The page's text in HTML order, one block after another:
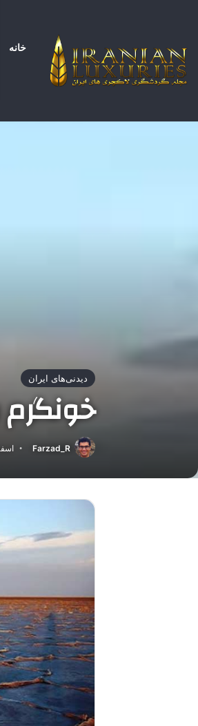
خانه
دیدنی‌های ایران
Farzad_R اسفند